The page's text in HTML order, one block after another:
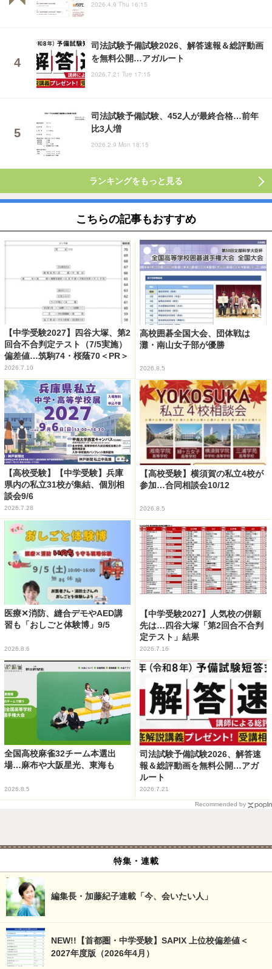
2026.4.9 Thu 16:15
司法試験予備試験2026、解答速報＆総評動画
を無料公開…アガルート
2026.7.21 Tue 17:15
司法試験予備試験、452人が最終合格…前年
比3人増
2026.2.9 Mon 18:15
ランキングをもっと見る
こちらの記事もおすすめ
【中学受験2027】四谷大塚、第2
回合不合判定テスト（7/5実施）
偏差値…筑駒74・桜蔭70＜PR＞
2026.7.10
高校囲碁全国大会、団体戦は
灘・南山女子部が優勝
2026.8.5
【高校受験】【中学受験】兵庫
県内の私立31校が集結、個別相
談会9/6
2026.7.28
【高校受験】横須賀の私立4校が
参加…合同相談会10/12
2026.8.5
医療✕消防、縫合デモやAED講
習も「おしごと体験博」9/5
2026.8.6
【中学受験2027】人気校の併願
先は…四谷大塚「第2回合不合判
定テスト」結果
2026.7.16
全国高校麻雀32チーム本選出
場…麻布や大阪星光、東海も
2026.8.5
司法試験予備試験2026、解答速
報＆総評動画を無料公開…アガ
ルート
2026.7.21
Recommended by
特集・連載
編集長・加藤紀子連載「今、会いたい人」
NEW!!【首都圏・中学受験】SAPIX 上位校偏差値＜
2027年度版（2026年4月）